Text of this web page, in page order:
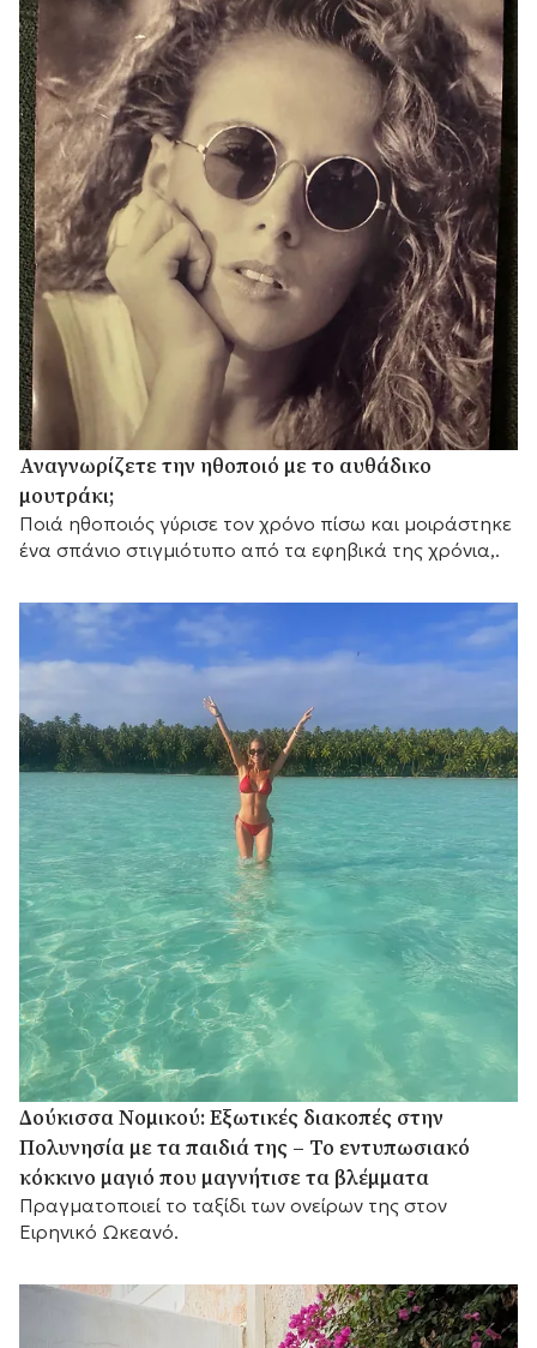
Αναγνωρίζετε την ηθοποιό με το αυθάδικο
μουτράκι;
Ποιά ηθοποιός γύρισε τον χρόνο πίσω και μοιράστηκε
ένα σπάνιο στιγμιότυπο από τα εφηβικά της χρόνια,.
Δούκισσα Νομικού: Εξωτικές διακοπές στην
Πολυνησία με τα παιδιά της – Το εντυπωσιακό
κόκκινο μαγιό που μαγνήτισε τα βλέμματα
Πραγματοποιεί το ταξίδι των ονείρων της στον
Ειρηνικό Ωκεανό.